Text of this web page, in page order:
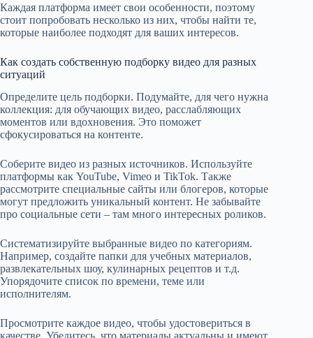
Каждая платформа имеет свои особенности, поэтому
стоит попробовать несколько из них, чтобы найти те,
которые наиболее подходят для ваших интересов.
Как создать собственную подборку видео для разных
ситуаций
Определите цель подборки. Подумайте, для чего нужна
коллекция: для обучающих видео, расслабляющих
моментов или вдохновения. Это поможет
сфокусироваться на контенте.
Соберите видео из разных источников. Используйте
платформы как YouTube, Vimeo и TikTok. Также
рассмотрите специальные сайты или блогеров, которые
могут предложить уникальный контент. Не забывайте
про социальные сети – там много интересных роликов.
Систематизируйте выбранные видео по категориям.
Например, создайте папки для учебных материалов,
развлекательных шоу, кулинарных рецептов и т.д.
Упорядочите список по времени, теме или
исполнителям.
Просмотрите каждое видео, чтобы удостовериться в